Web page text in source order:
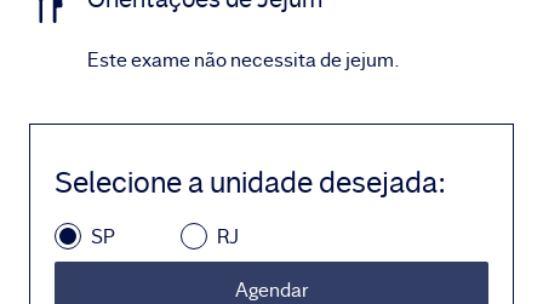
Este exame não necessita de jejum.
Selecione a unidade desejada:
SP RJ
Agendar